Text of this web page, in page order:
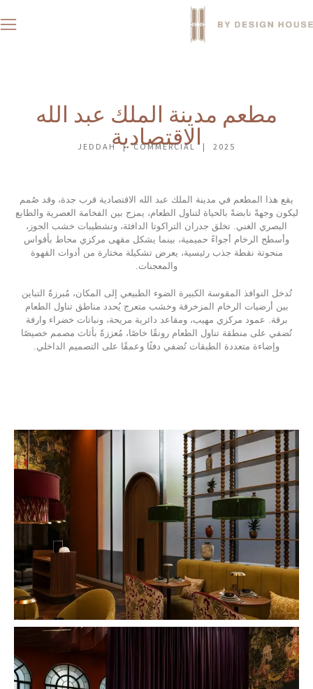
مطعم مدينة الملك عبد الله
الاقتصادية
JEDDAH | COMMERCIAL | 2025
يقع هذا المطعم في مدينة الملك عبد الله الاقتصادية قرب جدة، وقد صُمم
ليكون وجهةً نابضةً بالحياة لتناول الطعام، يمزج بين الفخامة العصرية والطابع
البصري الغني. تخلق جدران التراكوتا الدافئة، وتشطيبات خشب الجوز،
وأسطح الرخام أجواءً حميمية، بينما يشكل مقهى مركزي محاط بأقواس
منحوتة نقطة جذب رئيسية، يعرض تشكيلة مختارة من أدوات القهوة
والمعجنات.
تُدخل النوافذ المقوسة الكبيرة الضوء الطبيعي إلى المكان، مُبرزةً التباين
بين أرضيات الرخام المزخرفة وخشب متعرج يُحدد مناطق تناول الطعام
برقة. عمود مركزي مهيب، ومقاعد دائرية مريحة، ونباتات خضراء وارفة
تُضفي على منطقة تناول الطعام رونقًا خاصًا، مُعززةً بأثاث مصمم خصيصًا
وإضاءة متعددة الطبقات تُضفي دفئًا وعمقًا على التصميم الداخلي.